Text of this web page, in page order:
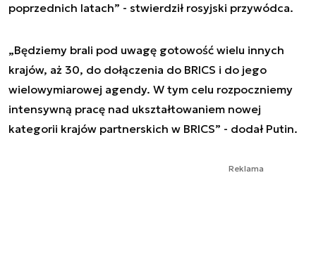
poprzednich latach” - stwierdził rosyjski przywódca.
„Będziemy brali pod uwagę gotowość wielu innych
krajów, aż 30, do dołączenia do BRICS i do jego
wielowymiarowej agendy. W tym celu rozpoczniemy
intensywną pracę nad ukształtowaniem nowej
kategorii krajów partnerskich w BRICS” - dodał Putin.
Reklama